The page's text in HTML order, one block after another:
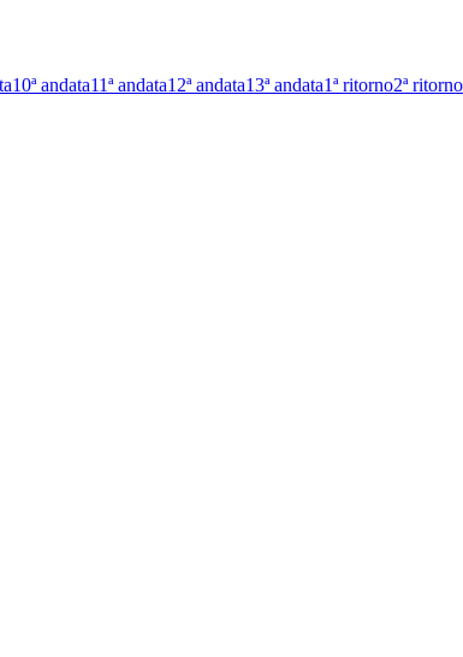
10ª andata11ª andata12ª andata13ª andata1ª ritorno2ª ritorno